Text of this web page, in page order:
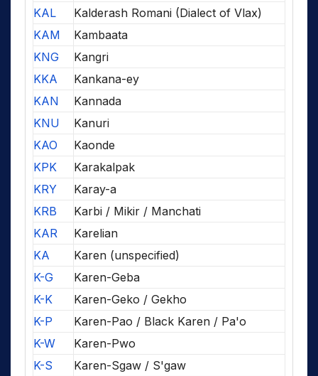
KAL
Kalderash Romani (Dialect of Vlax)
KAM
Kambaata
KNG
Kangri
KKA
Kankana-ey
KAN
Kannada
KNU
Kanuri
KAO
Kaonde
KPK
Karakalpak
KRY
Karay-a
KRB
Karbi / Mikir / Manchati
KAR
Karelian
KA
Karen (unspecified)
K-G
Karen-Geba
K-K
Karen-Geko / Gekho
K-P
Karen-Pao / Black Karen / Pa'o
K-W
Karen-Pwo
K-S
Karen-Sgaw / S'gaw